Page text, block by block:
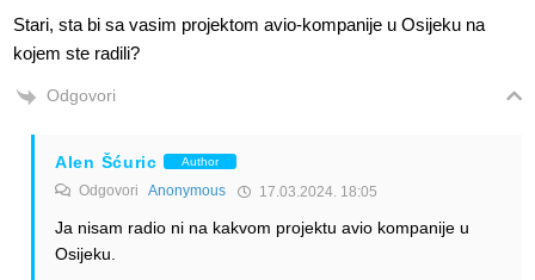
Stari, sta bi sa vasim projektom avio-kompanije u Osijeku na
kojem ste radili?
Odgovori
Alen Šćuric Author
Odgovori Anonymous 17.03.2024. 18:05
Ja nisam radio ni na kakvom projektu avio kompanije u
Osijeku.